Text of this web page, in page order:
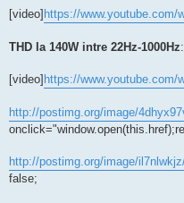
[video] https://
THD la 140W intre 22Hz-1000Hz:
[video] https://www.youtube.com/
http://postimg.org/image/
http://postimg.org/image/
false;